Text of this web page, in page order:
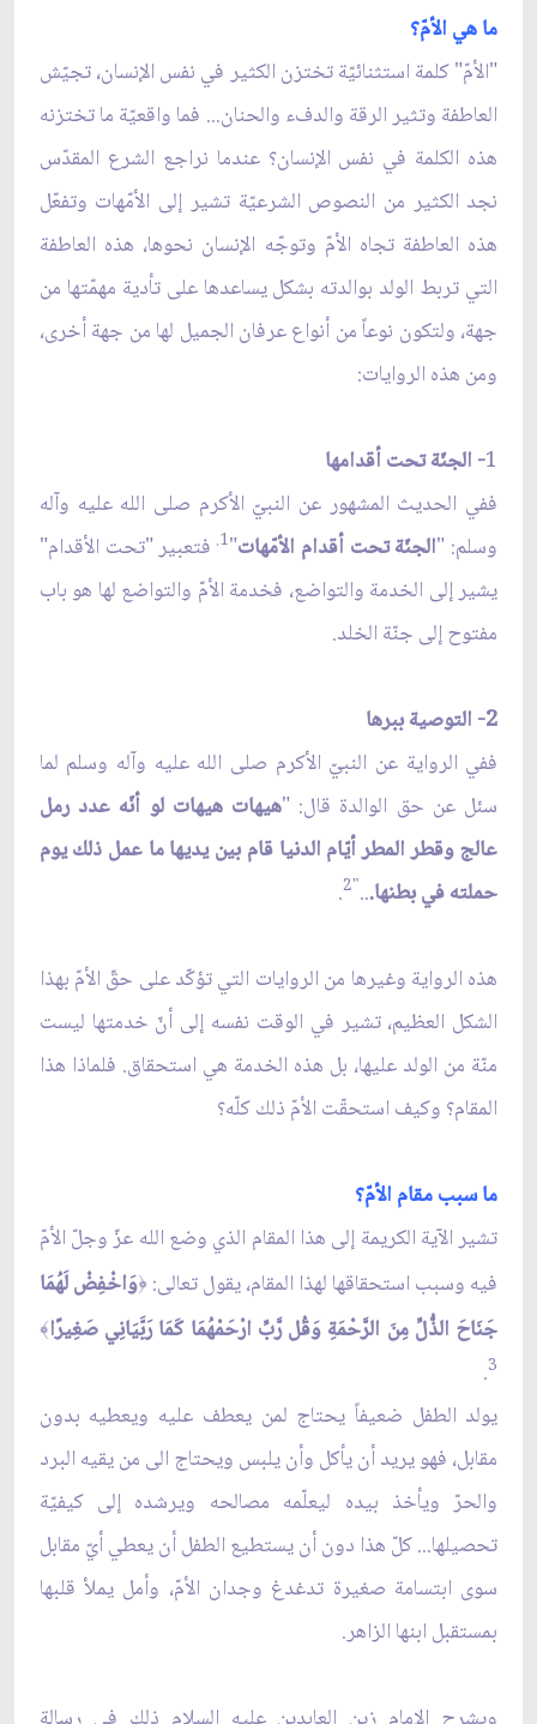
ما هي الأمّ؟
"الأمّ" كلمة استثنائيّة تختزن الكثير في نفس الإنسان، تجيّش
العاطفة وتثير الرقة والدفء والحنان... فما واقعيّة ما تختزنه
هذه الكلمة في نفس الإنسان؟ عندما نراجع الشرع المقدّس
نجد الكثير من النصوص الشرعيّة تشير إلى الأمّهات وتفعّل
هذه العاطفة تجاه الأمّ وتوجّه الإنسان نحوها، هذه العاطفة
التي تربط الولد بوالدته بشكل يساعدها على تأدية مهمّتها من
جهة، ولتكون نوعاً من أنواع عرفان الجميل لها من جهة أخرى،
ومن هذه الروايات:
1- الجنّة تحت أقدامها
ففي الحديث المشهور عن النبيّ الأكرم صلى الله عليه وآله
وسلم: "الجنّة تحت أقدام الأمّهات"
1. فتعبير "تحت الأقدام"
يشير إلى الخدمة والتواضع، فخدمة الأمّ والتواضع لها هو باب
مفتوح إلى جنّة الخلد.
2- التوصية ببرها
ففي الرواية عن النبيّ الأكرم صلى الله عليه وآله وسلم لما
سئل عن حق الوالدة قال: "هيهات هيهات لو أنّه عدد رمل
عالج وقطر المطر أيّام الدنيا قام بين يديها ما عمل ذلك يوم
حملته في بطنها...
"2
.
هذه الرواية وغيرها من الروايات التي تؤكّد على حقّ الأمّ بهذا
الشكل العظيم، تشير في الوقت نفسه إلى أنّ خدمتها ليست
منّة من الولد عليها، بل هذه الخدمة هي استحقاق. فلماذا هذا
المقام؟ وكيف استحقّت الأمّ ذلك كلّه؟
ما سبب مقام الأمّ؟
تشير الآية الكريمة إلى هذا المقام الذي وضع الله عزّ وجلّ الأمّ
فيه وسبب استحقاقها لهذا المقام، يقول تعالى:﴿وَاخْفِضْ لَهُمَا
جَنَاحَ الذُّلِّ مِنَ الرَّحْمَةِ وَقُل رَّبِّ ارْحَمْهُمَا كَمَا رَبَّيَانِي صَغِيرًا﴾
3
.
يولد الطفل ضعيفاً يحتاج لمن يعطف عليه ويعطيه بدون
مقابل، فهو يريد أن يأكل وأن يلبس ويحتاج الى من يقيه البرد
والحرّ ويأخذ بيده ليعلّمه مصالحه ويرشده إلى كيفيّة
تحصيلها... كلّ هذا دون أن يستطيع الطفل أن يعطي أيّ مقابل
سوى ابتسامة صغيرة تدغدغ وجدان الأمّ، وأمل يملأ قلبها
بمستقبل ابنها الزاهر.